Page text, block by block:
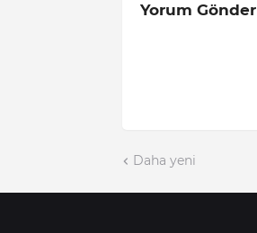
Yorum Gönder
Daha yeni